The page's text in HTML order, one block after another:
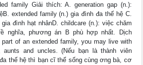
family Giải thích: A. generation gap (n.):
extended family (n.) gia đình đa thế hệ C.
đình hạt nhânD. childcare (n.): việc chăm
nghĩa, phương án B phù hợp nhất. Dịch
of an extended family, you may live with
aunts and uncles. (Nếu bạn là thành viên
thế hệ thì bạn cĩ thể sống cùng ơng bà, cơ